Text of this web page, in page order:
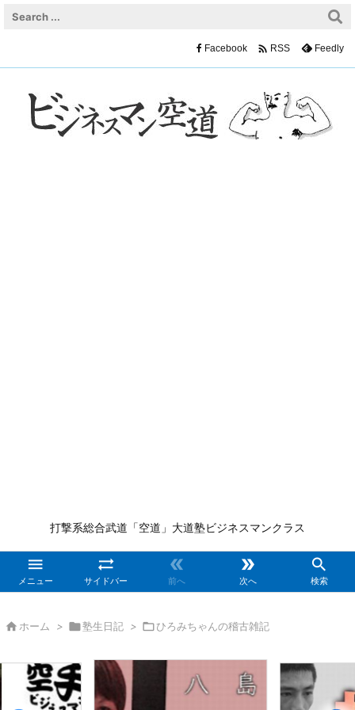
打撃系総合武道「空道」大道塾ビジネスマンクラス

メニュー

サイドバー

前へ

次へ

検索
Facebook  RSS Feedly
 ホーム > 塾生日記 > ひろみちゃんの稽古雑記